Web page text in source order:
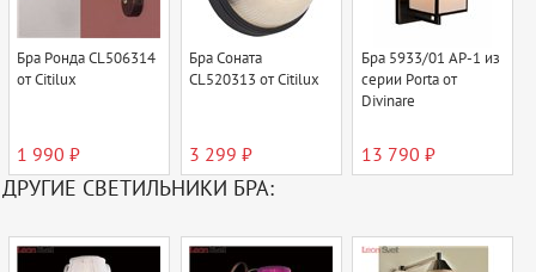
Бра Ронда CL506314
от Citilux
1 990 ₽
Бра Соната
CL520313 от Citilux
3 299 ₽
Бра 5933/01 AP-1 из
серии Porta от
Divinare
13 790 ₽
ДРУГИЕ СВЕТИЛЬНИКИ БРА: